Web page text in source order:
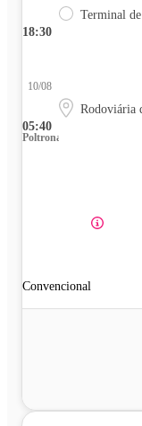
18:30
Terminal
05:40
10/08
Rodoviária
Poltrona
Convencional